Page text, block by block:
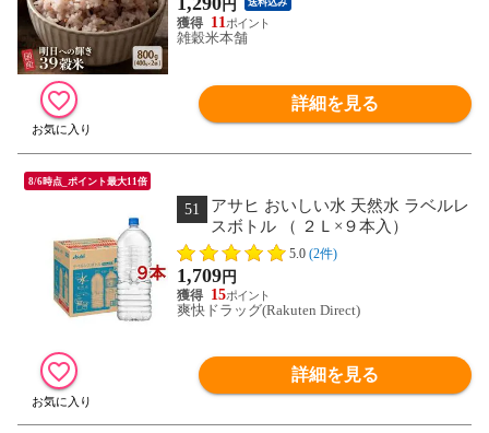
(個包装・チャック付き) 初めての方おす
すめ 当店のイチオシ
円 送料込み
11
雑穀米本舗
詳細を見る
8/6時点_ポイント最大11倍
51
アサヒ おいしい水 天然水 ラベルレ
スボトル （ ２Ｌ×９本入）
5.0 (2件)
1,709円
15
爽快ドラッグ(Rakuten Direct)
詳細を見る